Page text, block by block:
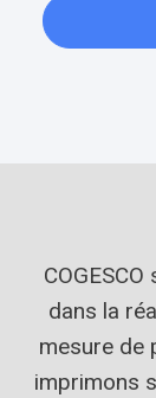
dans la
mesure de
imprimons